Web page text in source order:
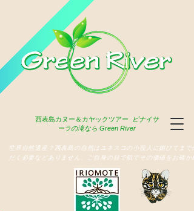
西表島カヌー＆カヤックツアー
ピナイサ
ーラの滝なら Green River
世界自然遺産？西表島の自然はユネスコの小役人に媚びてまで
だく必要などありません、ご自身の目で肌でその価値をお確か